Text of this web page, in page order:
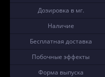
Дозировка в мг.
Наличие
Бесплатная доставка
Побочные эффекты
Форма выпуска